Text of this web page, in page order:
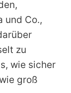
und Co.,
zu
wie sicher
groß